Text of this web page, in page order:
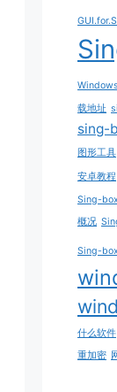
载地址
sing-
图形工具
安卓教程
Sing-
概况
Sing-
什么软件
重加密